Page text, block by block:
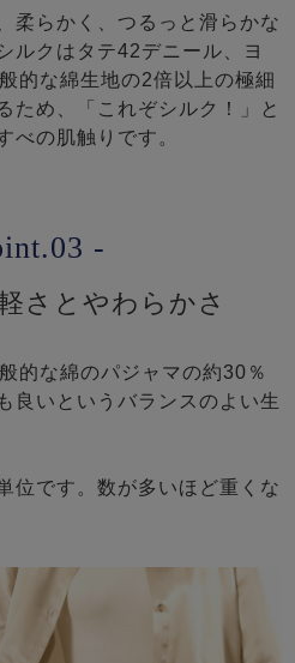
柔らかく、つるっと滑らかな
ルクはタテ42デニール、ヨ
的な綿生地の2倍以上の極細
ため、「これぞシルク！」と
べの肌触りです。
-
さとやわらかさ
的な綿のパジャマの約30％
良いというバランスのよい生
位です。数が多いほど重くな